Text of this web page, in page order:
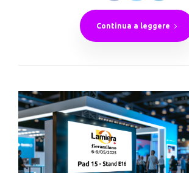
Continua a leggere